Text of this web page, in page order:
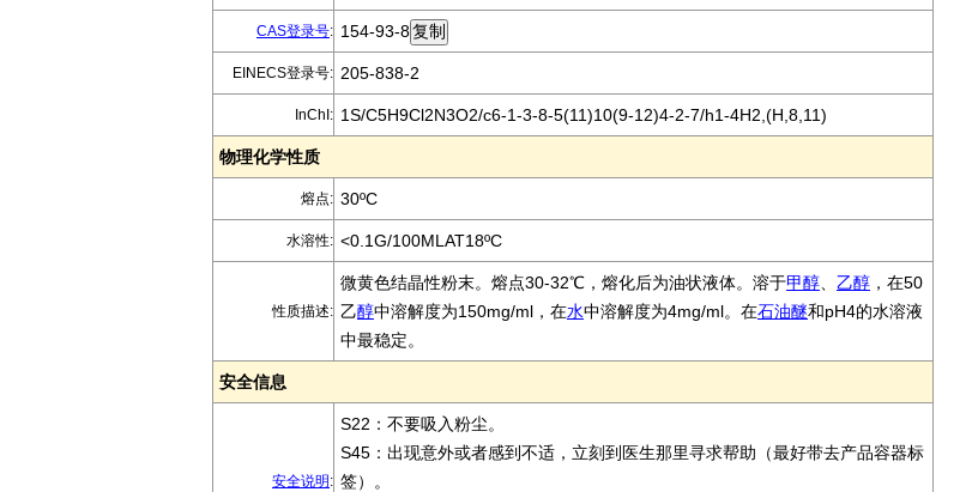
CAS登录号: 154-93-8
EINECS登录号: 205-838-2
InChI: 1S/C5H9Cl2N3O2/c6-1-3-8-5(11)10(9-12)4-2-7/h1-4H2,(H,8,11)
物理化学性质
熔点: 30ºC
水溶性: <0.1G/100MLAT18ºC
性质描述:
微黄色结晶性粉末。熔点30-32℃，熔化后为油状液体。溶于甲醇 乙醇 ，在50
乙醇中溶解度为150mg/ml，在水中溶解度为4mg/ml。在石油醚和pH4的水溶液
中最稳定。
安全信息
安全说明 :
S22：不要吸入粉尘。
S45：出现意外或者感到不适，立刻到医生那里寻求帮助（最好带去产品容器标
签）。